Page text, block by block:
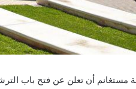
مستغانم أن تعلن عن فتح باب